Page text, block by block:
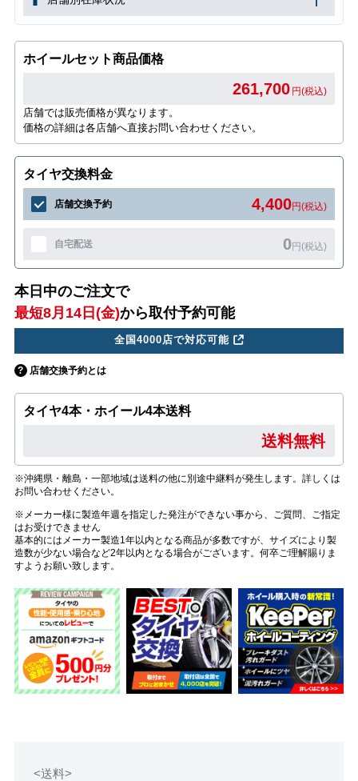
ホイールセット商品価格
261,700 円(税込)
店舗では販売価格が異なります。
価格の詳細は各店舗へ直接お問い合わせください。
タイヤ交換料金
店舗交換予約 4,400円(税込)
自宅配送 0円(税込)
本日中のご注文で
最短8月14日(金)から取付予約可能
全国4000店で対応可能
店舗交換予約とは
タイヤ4本・ホイール4本送料
送料無料
※沖縄県・離島・一部地域は送料の他に別途中継料が発生します。詳しくは
お問い合わせください。
※メーカー様に製造年週を指定した発注ができない事から、ご質問、ご指定
はお受けできません
基本的にはメーカー製造1年以内となる商品が多数ですが、サイズにより製
造数が少ない場合など2年以内となる場合がございます。何卒ご理解賜りま
すようお願い致します。
<送料>